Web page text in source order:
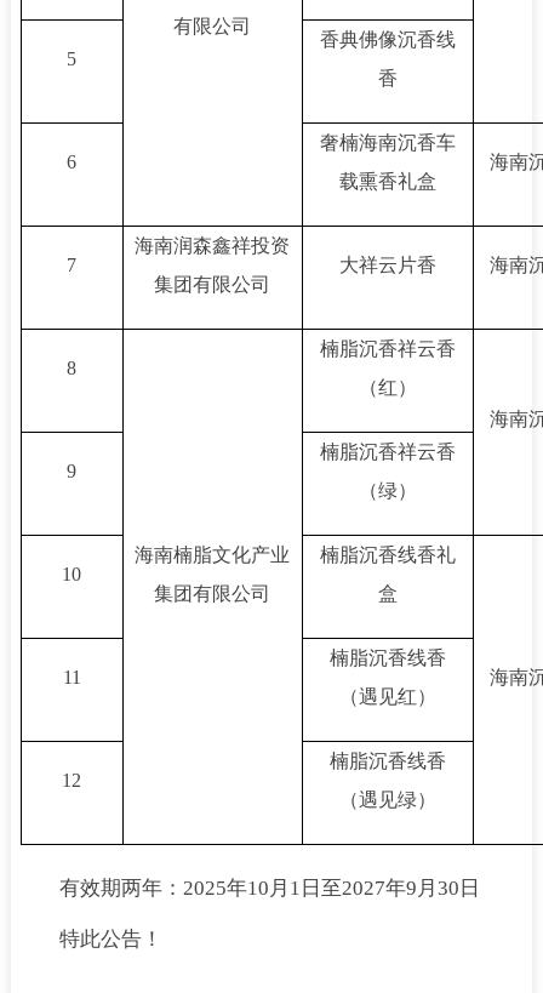
有限公司
5
香典佛像沉香线
香
6
奢楠海南沉香车
载熏香礼盒
海南
7
海南润森鑫祥投资
集团有限公司
大祥云片香 海南
8
海南楠脂文化产业
集团有限公司
楠脂沉香祥云香
（红）
海南
9
楠脂沉香祥云香
（绿）
10
楠脂沉香线香礼
盒
海南
11
楠脂沉香线香
（遇见红）
12
楠脂沉香线香
（遇见绿）
有效期两年：2025年10月1日至2027年9月30日
特此公告！